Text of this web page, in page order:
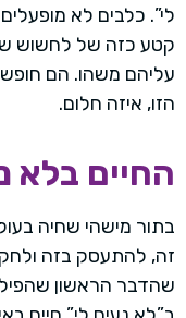
לי”. כלבים לא
קטע כזה של לחשוש
עליהם משהו. הם
הזו, איזה חלום.
החיים בלא
בתור מישהי שחיה
זה, להתעסק בזה
שהדבר הראשון שהפיל